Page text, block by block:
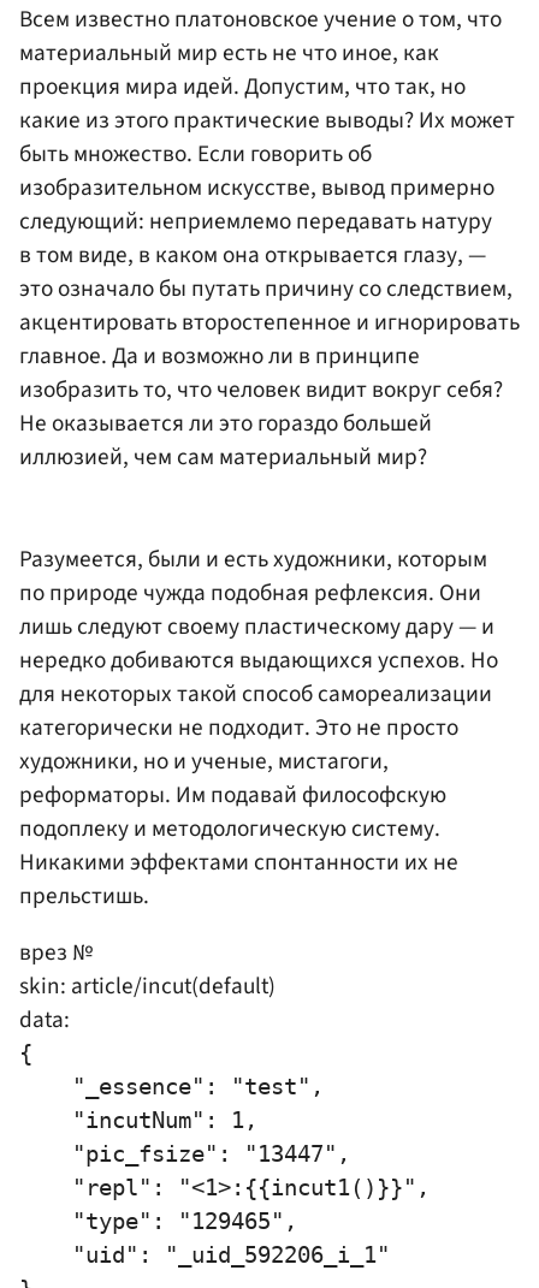
Всем известно платоновское учение о том, что
материальный мир есть не что иное, как
проекция мира идей. Допустим, что так, но
какие из этого практические выводы? Их может
быть множество. Если говорить об
изобразительном искусстве, вывод примерно
следующий: неприемлемо передавать натуру
в том виде, в каком она открывается глазу, —
это означало бы путать причину со следствием,
акцентировать второстепенное и игнорировать
главное. Да и возможно ли в принципе
изобразить то, что человек видит вокруг себя?
Не оказывается ли это гораздо большей
иллюзией, чем сам материальный мир?
Разумеется, были и есть художники, которым
по природе чужда подобная рефлексия. Они
лишь следуют своему пластическому дару — и
нередко добиваются выдающихся успехов. Но
для некоторых такой способ самореализации
категорически не подходит. Это не просто
художники, но и ученые, мистагоги,
реформаторы. Им подавай философскую
подоплеку и методологическую систему.
Никакими эффектами спонтанности их не
прельстишь.
врез №
skin: article/incut(default)
data:
{
    "_essence": "test",
    "incutNum": 1,
    "pic_fsize": "13447",
    "repl": "<1>:{{incut1()}}",
    "type": "129465",
    "uid": "_uid_592206_i_1"